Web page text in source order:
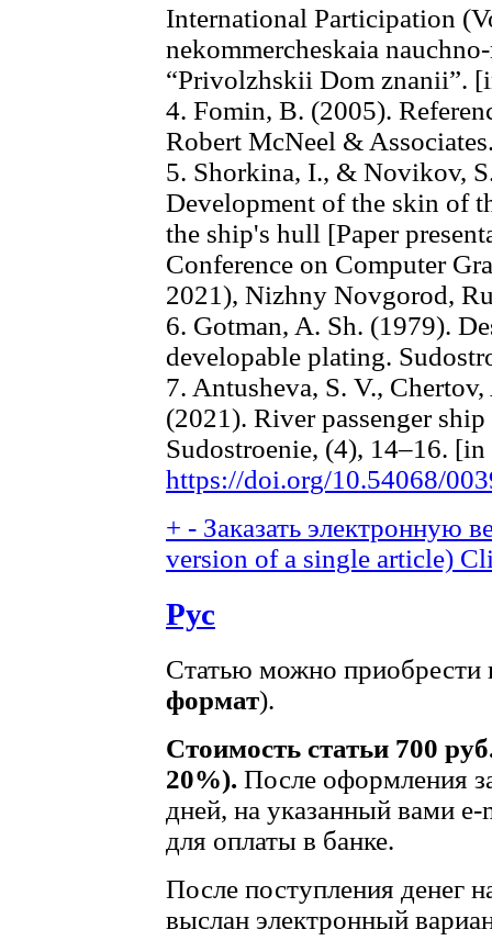
International Participation
nekommercheskaia
“Privolzhskii Dom znanii”.
4. Fomin, B. (2005).
Robert McNeel &
5. Shorkina, I., & Novikov,
Development of the skin of
the ship's hull [Paper
Conference on Computer
2021), Nizhny Novgorod,
6. Gotman, A. Sh. (1979).
developable plating.
7. Antusheva, S. V.,
(2021). River passenger
Sudostroenie, (4), 14–16.
https://doi.org/10.54068/
+ - Заказать электронную
version of a single article)
Рус
Статью можно приобрести
формат).
Стоимость статьи 700
20%). После оформления
дней, на указанный вами
для оплаты в банке.
После поступления денег
выслан электронный